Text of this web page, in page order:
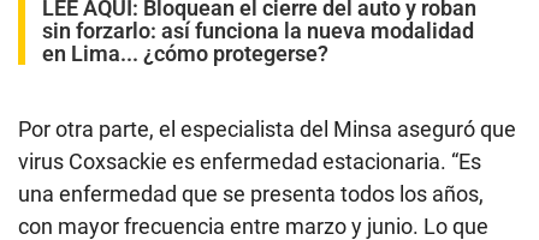
LEE AQUÍ: Bloquean el cierre del auto y roban
sin forzarlo: así funciona la nueva modalidad
en Lima... ¿cómo protegerse?
Por otra parte, el especialista del Minsa aseguró que
virus Coxsackie es enfermedad estacionaria. “Es
una enfermedad que se presenta todos los años,
con mayor frecuencia entre marzo y junio. Lo que